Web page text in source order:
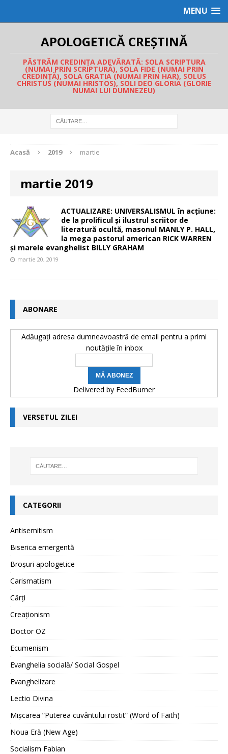
MENU
APOLOGETICĂ CREȘTINĂ
PĂSTRĂM CREDINȚA ADEVĂRATĂ: SOLA SCRIPTURA
(NUMAI PRIN SCRIPTURĂ), SOLA FIDE (NUMAI PRIN
CREDINȚĂ), SOLA GRATIA (NUMAI PRIN HAR), SOLUS
CHRISTUS (NUMAI HRISTOS), SOLI DEO GLORIA (GLORIE
NUMAI LUI DUMNEZEU)
Acasă 2019 martie
martie 2019
ACTUALIZARE: UNIVERSALISMUL în acțiune:
de la prolificul și ilustrul scriitor de
literatură ocultă, masonul MANLY P. HALL,
la mega pastorul american RICK WARREN
și marele evanghelist BILLY GRAHAM
martie 20, 2019
ABONARE
Adăugați adresa dumneavoastră de email pentru a primi
noutățile în inbox
Delivered by FeedBurner
VERSETUL ZILEI
CATEGORII
Antisemitism
Biserica emergentă
Broșuri apologetice
Carismatism
Cărți
Creaționism
Doctor OZ
Ecumenism
Evanghelia socială/ Social Gospel
Evanghelizare
Lectio Divina
Mișcarea ”Puterea cuvântului rostit” (Word of Faith)
Noua Eră (New Age)
Socialism Fabian